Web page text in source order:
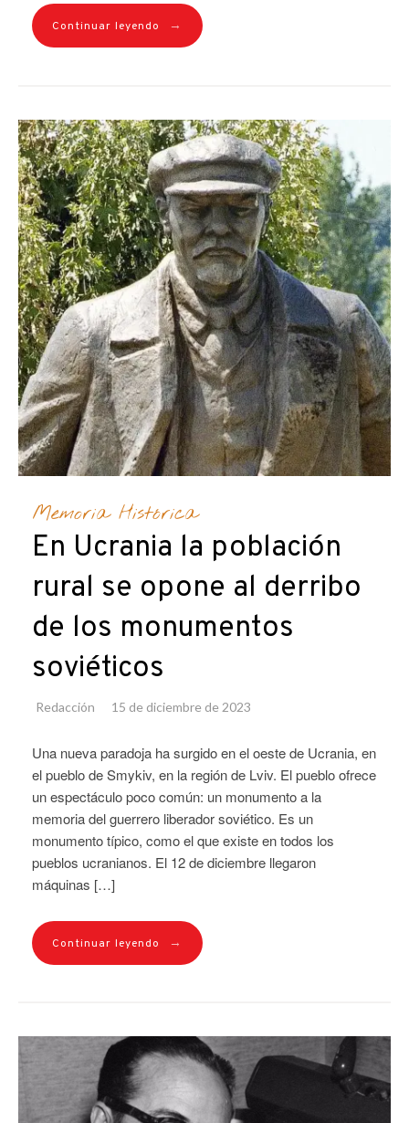
Continuar leyendo →
Memoria Histórica
En Ucrania la población
rural se opone al derribo
de los monumentos
soviéticos
Redacción 15 de diciembre de 2023
Una nueva paradoja ha surgido en el oeste de Ucrania, en
el pueblo de Smykiv, en la región de Lviv. El pueblo ofrece
un espectáculo poco común: un monumento a la
memoria del guerrero liberador soviético. Es un
monumento típico, como el que existe en todos los
pueblos ucranianos. El 12 de diciembre llegaron
máquinas […]
Continuar leyendo →